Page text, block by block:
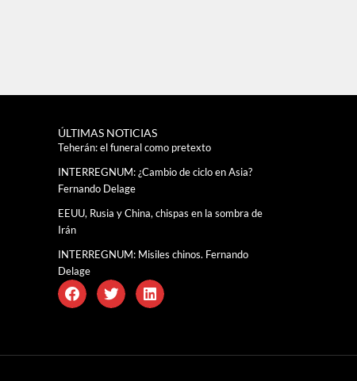
ÚLTIMAS NOTICIAS
Teherán: el funeral como pretexto
INTERREGNUM: ¿Cambio de ciclo en Asia?
Fernando Delage
EEUU, Rusia y China, chispas en la sombra de
Irán
INTERREGNUM: Misiles chinos. Fernando
Delage